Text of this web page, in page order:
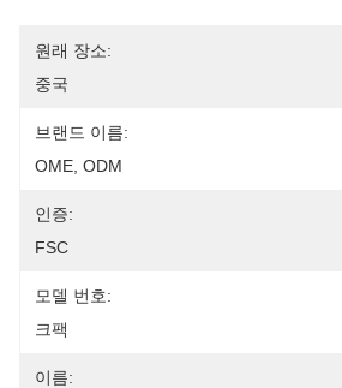
원래 장소:
중국
브랜드 이름:
OME, ODM
인증:
FSC
모델 번호:
크팩
이름: